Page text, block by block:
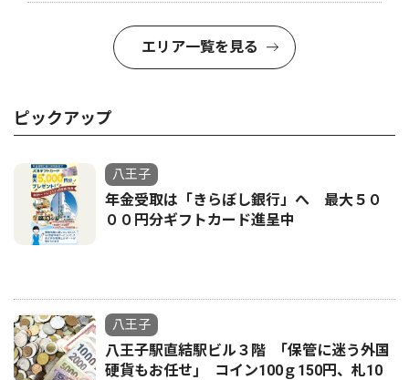
エリア一覧を見る
ピックアップ
八王子
年金受取は「きらぼし銀行」へ 最大５０
００円分ギフトカード進呈中
八王子
八王子駅直結駅ビル３階 ｢保管に迷う外国
硬貨もお任せ｣ コイン100ｇ150円、札10